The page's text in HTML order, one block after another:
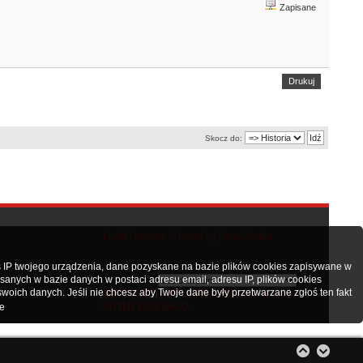
Zapisane
Drukuj
Skocz do:
Lucid Dreams - Theme by LinuxPanda
SMF 2.0.19| SMF © 2014,Simple Machines
XHTML RSS WAP2
twojego urządzenia, dane pozyskane na bazie plików cookies zapisywane w
w bazie danych w postaci adresu email, adresu IP, plików cookies
danych. Jeśli nie chcesz aby Twoje dane były przetwarzane zgłoś ten fakt